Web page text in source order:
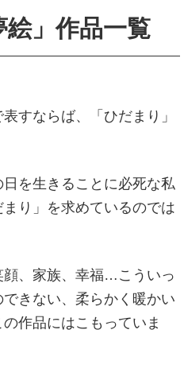
絵」作品一覧
すならば、「ひだまり」
を生きることに必死な私
り」を求めているのでは
、家族、幸福…こういっ
きない、柔らかく暖かい
作品にはこもっていま